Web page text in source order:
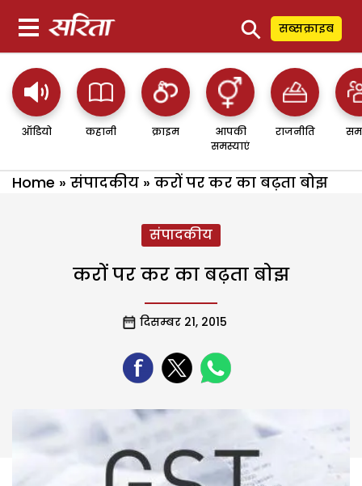
⚲ सब्सक्राइब
ऑडियो कहानी क्राइम
आपकी
समस्याएं
राजनीति
Home » संपादकीय » करों पर कर का बढ़ता बोझ
संपादकीय
करों पर कर का बढ़ता बोझ
दिसम्बर 21, 2015